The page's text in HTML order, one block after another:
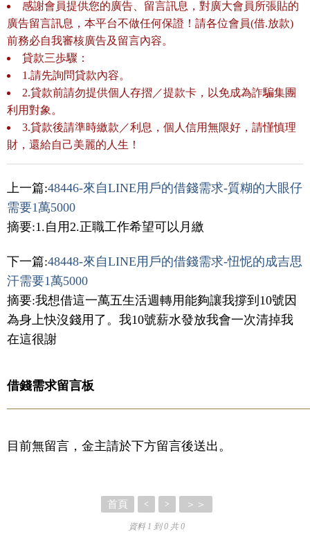
感謝會員提供您的廣告、留言訊息，對廣大會員所張貼的
廣告留言訊息，本平台不做任何保證！請各位會員(借.放款)
前務必自我審核廣告及留言內容。
貸款三歩驟：
1.請先詢問貸款內容。
2.貸款前請勿提供個人存摺／提款卡，以免成為詐騙集團
利用對象。
3.貸款後請準時繳款／利息，個人信用無限好，請慬慎理
財，還給自己美麗的人生！
上一篇:48446-來自LINE用戶的借錢需求-質糊的大眼仔
需要1萬5000
摘要:1.自用2.正職工作希望可以月繳
下一篇:48448-來自LINE用戶的借錢需求-忸怩的成吉思
汗需要1萬5000
摘要:我想借這一萬五生活週轉用能夠讓我撐到10號因
為身上快沒錢用了。我10號薪水發放我會一次清掉我
在這很謝
借錢需求留言板
目前無留言，金主請於下方留言後送出。
首頁 < > ＞＞
資料 1 到 0 共 0